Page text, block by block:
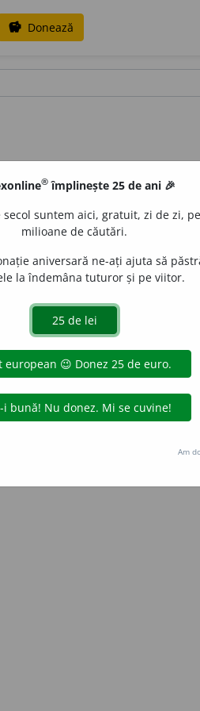
savings Donează
aramă (în valoare de 10 bani);
2026 dexonline (https://
inclusiv prin orice metode de extragere
excepția seturilor de date oferite oficial
® împlinește 25 de ani 🎉
secol suntem aici, gratuit, zi de zi,
milioane de căutări.
aniversară ne-ați ajuta să
la îndemâna tuturor și pe viitor.
Am